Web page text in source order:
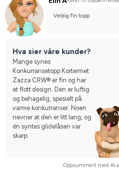
Veldig fin topp.
Hva sier våre kunder?
Mange synes
Konkurransetopp Kortermet
Zazza CRW® er fin og har
et flott design. Den er luftig
og behagelig, spesielt på
varme konkurranser. Noen
nevner at den er litt lang, og
én syntes glidelåsen var
skarp.
Oppsummert med AI